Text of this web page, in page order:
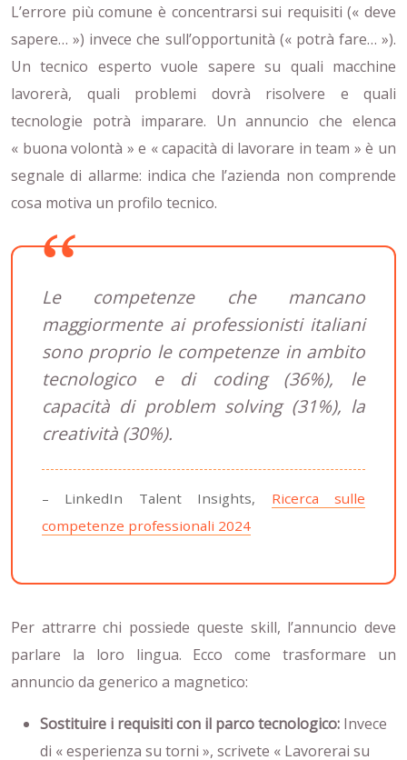
L’errore più comune è concentrarsi sui requisiti (« deve
sapere… ») invece che sull’opportunità (« potrà fare… »).
Un tecnico esperto vuole sapere su quali macchine
lavorerà, quali problemi dovrà risolvere e quali
tecnologie potrà imparare. Un annuncio che elenca
« buona volontà » e « capacità di lavorare in team » è un
segnale di allarme: indica che l’azienda non comprende
cosa motiva un profilo tecnico.
Le competenze che mancano
maggiormente ai professionisti italiani
sono proprio le competenze in ambito
tecnologico e di coding (36%), le
capacità di problem solving (31%), la
creatività (30%).
– LinkedIn Talent Insights, Ricerca sulle
competenze professionali 2024
Per attrarre chi possiede queste skill, l’annuncio deve
parlare la loro lingua. Ecco come trasformare un
annuncio da generico a magnetico:
Sostituire i requisiti con il parco tecnologico: Invece
di « esperienza su torni », scrivete « Lavorerai su